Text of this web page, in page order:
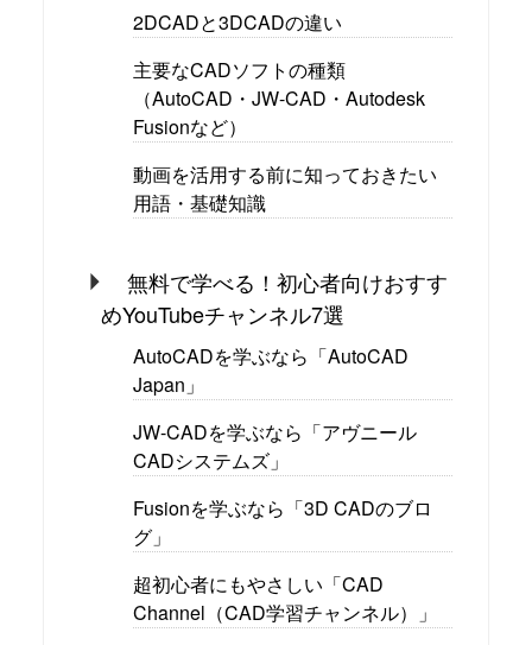
2DCADと3DCADの違い
主要なCADソフトの種類
（AutoCAD・JW-CAD・Autodesk
Fusionなど）
動画を活用する前に知っておきたい
用語・基礎知識
無料で学べる！初心者向けおすす
めYouTubeチャンネル7選
AutoCADを学ぶなら「AutoCAD
Japan」
JW-CADを学ぶなら「アヴニール
CADシステムズ」
Fusionを学ぶなら「3D CADのブロ
グ」
超初心者にもやさしい「CAD
Channel（CAD学習チャンネル）」